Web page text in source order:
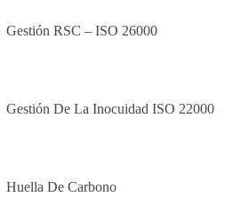
Gestión RSC – ISO 26000
Gestión De La Inocuidad ISO 22000
Huella De Carbono